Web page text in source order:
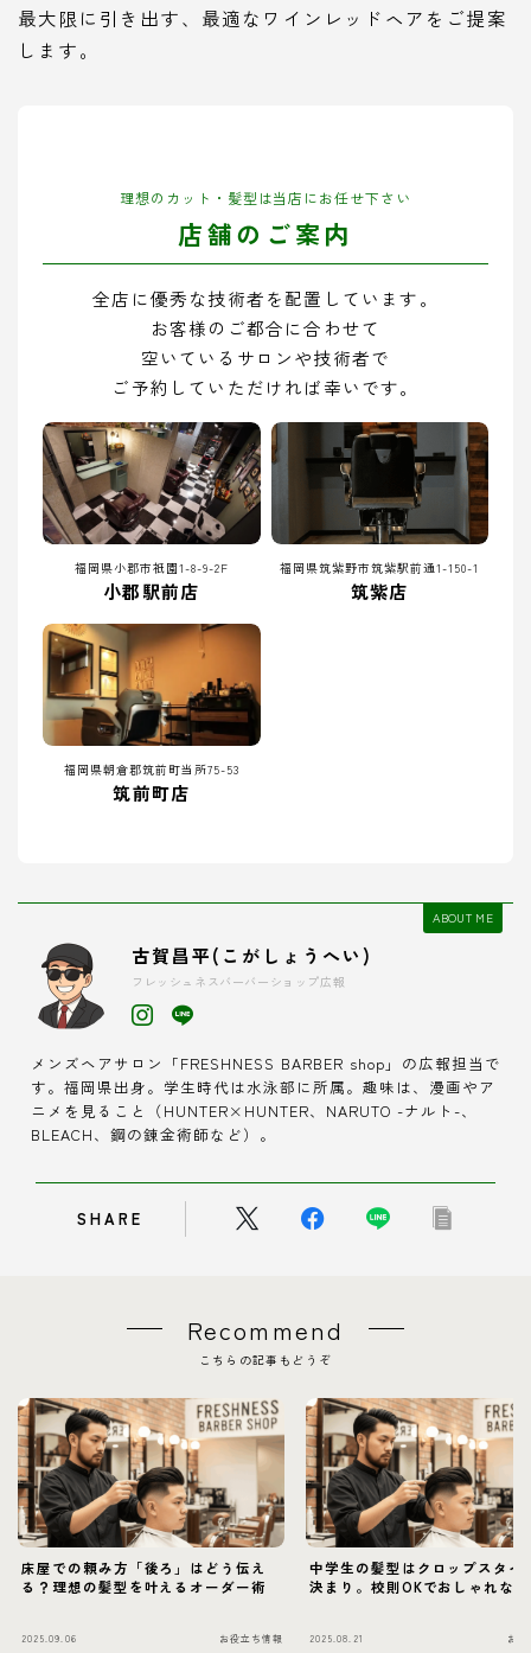
最大限に引き出す、最適なワインレッドヘアをご提案
します。
理想のカット・髪型は当店にお任せ下さい
店舗のご案内
全店に優秀な技術者を配置しています。
お客様のご都合に合わせて
空いているサロンや技術者で
ご予約していただければ幸いです。
福岡県小郡市祇園1-8-9-2F
小郡駅前店
福岡県筑紫野市筑紫駅前通1-150-1
筑紫店
福岡県朝倉郡筑前町当所75-53
筑前町店
ABOUT ME
古賀昌平(こがしょうへい)
フレッシュネスバーバーショップ広報
メンズヘアサロン「FRESHNESS BARBER shop」の広報担当で
す。福岡県出身。学生時代は水泳部に所属。趣味は、漫画やア
ニメを見ること（HUNTER×HUNTER、NARUTO -ナルト-、
BLEACH、鋼の錬金術師など）。
SHARE
Recommend
こちらの記事もどうぞ
床屋での頼み方「後ろ」はどう伝え
る？理想の髪型を叶えるオーダー術
2025.09.06 お役立ち情報
中学生の髪型はクロップスタイ
決まり。校則OKでおしゃれな
2025.08.21 お